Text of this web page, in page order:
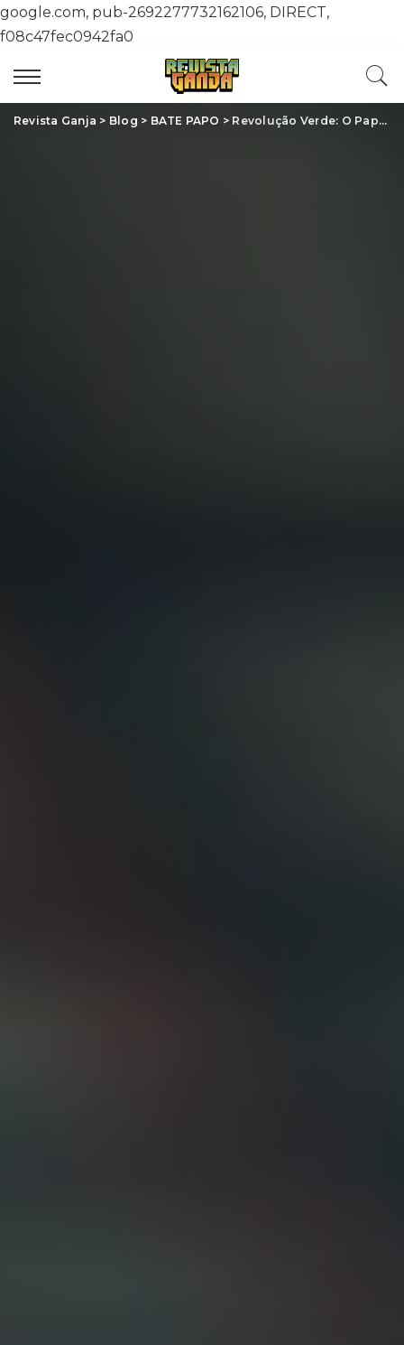
google.com, pub-2692277732162106, DIRECT,
f08c47fec0942fa0
Revista Ganja > Blog > BATE PAPO > Revolução Verde: O Papel da Cannabis Industrial na Sustentabilidade Global